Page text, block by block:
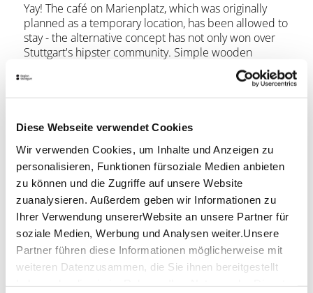
Diese Webseite verwendet Cookies
Wir verwenden Cookies, um Inhalte und Anzeigen zu
personalisieren, Funktionen fürsoziale Medien anbieten
zu können und die Zugriffe auf unsere Website
zuanalysieren. Außerdem geben wir Informationen zu
Ihrer Verwendung unsererWebsite an unsere Partner für
soziale Medien, Werbung und Analysen weiter.Unsere
Partner führen diese Informationen möglicherweise mit
weiteren Datenzusammen, die Sie ihnen bereitgestellt
Yay! The café on Marienplatz, which was originally
planned as a temporary location, has been allowed to
stay - the alternative concept has not only won over
Stuttgart's hipster community. Simple wooden
furniture and a lack of decorative frills focus on what
should find its way into our mouths. The homemade
cakes, sandwiches and sodas look as fantastic as they
Condesa
Marienplatz 11
70178 Stuttgart
Website:www.facebook.com
Plan your trip
Verkehrs- und Tarifverbund Stuttgart GmbH